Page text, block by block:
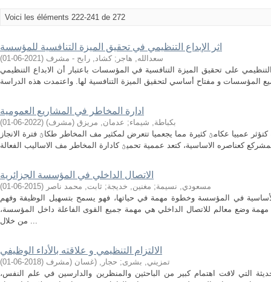
Voici les éléments 222-241 de 272
اثر الإبداع التنظيمي في تحقيق الميزة التنافسية للمؤسسة
سعدالله, هاجر ; كشاد, رابح - مشرف (
2021-06-01
)
على تحقيق الميزة التنافسية في المؤسسات باعتبار أن الابداع التنظيمي
ادارة المخاطر في المشاريع العمومية
بكباطة, شيماء; عدمان, مريزق (مشرف) (
2022-06-01
)
عمييا عكامؿ كثيرة مما يجعميا تتعرض لمكثير مف المخاطر طكاؿ فترة الانجاز
الاتصال الداخلي في المؤسسة الجزائرية
مسعودي, نسيمة; مغنين, خديجة; ثابت, محمد ناصر (
2015-06-01
)
في المؤسسة وخطوة مهمة في حياتها، فهو يسمح بتسهيل الوظيفة وفهم
وضع معالم للاتصال الداخلي هي مهمة جميع القوى الفاعلة داخل المؤسسة،
من خلال ...
الالتزام التنظيمي و علاقته بالأداء الوظيفي
تمزيني, بشرى; حجار, (غسان (مشرف (
2018-06-01
)
التي لاقت اهتمام كبير من الباحثين والمنظرين والدارسين في علم النفس،